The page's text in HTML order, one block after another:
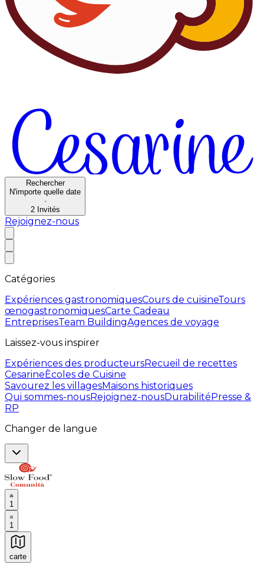
Rechercher
N'importe quelle date
·
2 Invités
Rejoignez-nous
Catégories
Expériences gastronomiquesCours de cuisineTours
œnogastronomiquesCarte Cadeau
EntreprisesTeam BuildingAgences de voyage
Laissez-vous inspirer
Expériences des producteursRecueil de recettes
CesarineÈcoles de Cuisine
Savourez les villagesMaisons historiques
Qui sommes-nousRejoignez-nousDurabilitéPresse &
RP
Changer de langue
1
1
carte